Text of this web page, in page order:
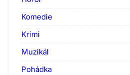
Komedie
Krimi
Muzikál
Pohádka